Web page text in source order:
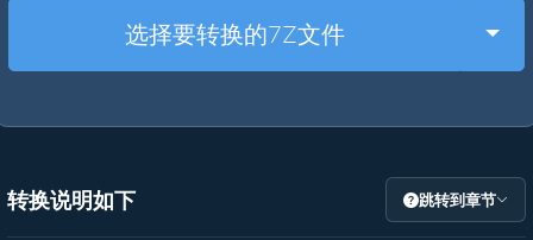
其他工具
选择要转换的7Z文件
转换说明如下 跳转到章节